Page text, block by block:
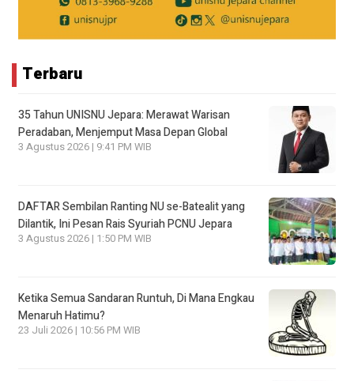
Terbaru
35 Tahun UNISNU Jepara: Merawat Warisan
Peradaban, Menjemput Masa Depan Global
3 Agustus 2026 | 9:41 PM WIB
DAFTAR Sembilan Ranting NU se-Batealit yang
Dilantik, Ini Pesan Rais Syuriah PCNU Jepara
3 Agustus 2026 | 1:50 PM WIB
Ketika Semua Sandaran Runtuh, Di Mana Engkau
Menaruh Hatimu?
23 Juli 2026 | 10:56 PM WIB